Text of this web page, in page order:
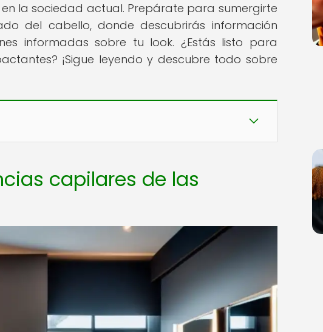
la sociedad actual. Prepárate para sumergirte
del cabello, donde descubrirás información
informadas sobre tu look. ¿Estás listo para
¡Sigue leyendo y descubre todo sobre
capilares de las